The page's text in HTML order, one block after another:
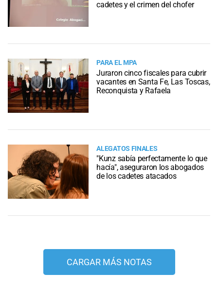
cadetes y el crimen del chofer
PARA EL MPA
Juraron cinco fiscales para cubrir
vacantes en Santa Fe, Las Toscas,
Reconquista y Rafaela
ALEGATOS FINALES
"Kunz sabía perfectamente lo que
hacía", aseguraron los abogados
de los cadetes atacados
CARGAR MÁS NOTAS